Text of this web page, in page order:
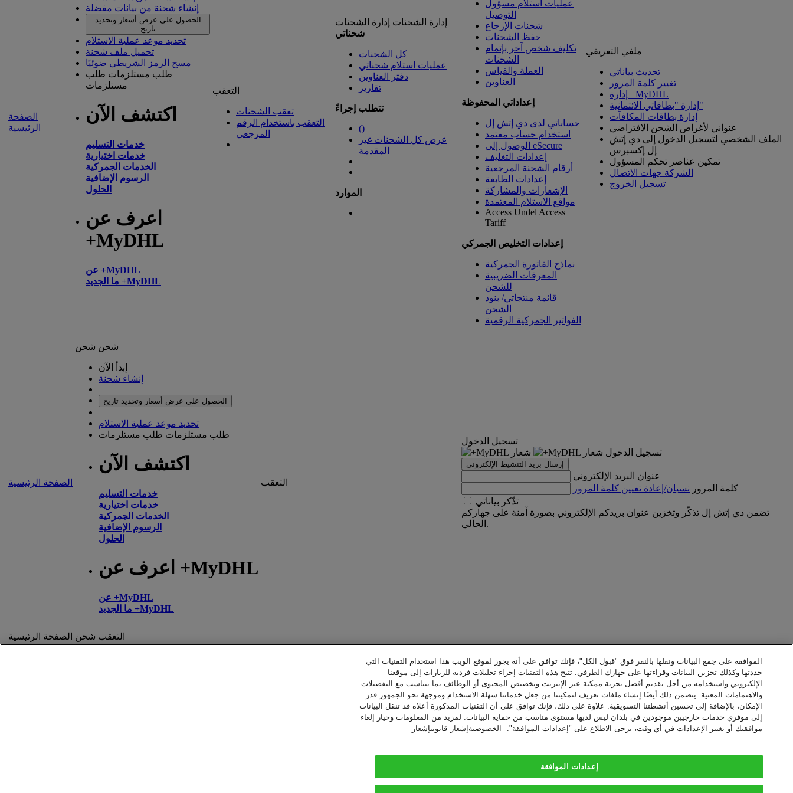
الصفحة
الرئيسية
إنشاء شحنة من بيانات مفضلة
الحصول على عرض أسعار وتحديد
تاريخ
تحديد موعد عملية الاستلام
تحميل ملف شحنة
مسح الرمز الشريطي ضوئيًا
طلب مستلزمات طلب
مستلزمات
اكتشف الآن
خدمات التسليم
خدمات اختيارية
الخدمات الجمركية
الرسوم الإضافية
الحلول
اعرف عن
+MyDHL
عن +MyDHL
ما الجديد +MyDHL
التعقب
تعقب الشحنات
التعقب باستخدام الرقم
المرجعي
إدارة الشحنات إدارة الشحنات
شحناتي
كل الشحنات
عمليات استلام شحناتي
دفتر العناوين
تقارير
تتطلب إجراءً
()
عرض كل الشحنات غير
المقدمة
الموارد
عمليات استلام مسؤول
التوصيل
شحنات الإرجاع
حفظ الشحنات
تكليف شخص آخر بإتمام
الشحنات
العملة والقياس
العناوين
إعداداتي المحفوظة
حساباتي لدى دي إتش إل
استخدام حساب معتمد
الوصول إلى eSecure
إعدادات التغليف
أرقام الشحنة المرجعية
إعدادات الطابعة
الإشعارات والمشاركة
مواقع الاستلام المعتمدة
Access Undel Access
Tariff
إعدادات التخليص الجمركي
نماذج الفاتورة الجمركية
المعرفات الضريبية
للشحن
قائمة منتجاتي/ بنود
الشحن
الفواتير الجمركية الرقمية
ملفي التعريفي
تحديث بياناتي
تغيير كلمة المرور
إدارة +MyDHL
إدارة "بطاقاتي الائتمانية"
إدارة بطاقات المكافآت
عنواني لأغراض الشحن الافتراضي
الملف الشخصي لتسجيل الدخول إلى دي إتش
إل إكسبرس
تمكين عناصر تحكم المسؤول
الشركة جهات الاتصال
تسجيل الخروج
الصفحة الرئيسية
شحن شحن
إبدأ الآن
إنشاء شحنة
الحصول على عرض أسعار وتحديد تاريخ
تحديد موعد عملية الاستلام
طلب مستلزمات طلب مستلزمات
اكتشف الآن
خدمات التسليم
خدمات اختيارية
الخدمات الجمركية
الرسوم الإضافية
الحلول
اعرف عن +MyDHL
عن +MyDHL
ما الجديد +MyDHL
التعقب
تسجيل الدخول
تسجيل الدخول
إرسال بريد التنشيط الإلكتروني
عنوان البريد الإلكتروني
كلمة المرور نسيان/إعادة تعيين كلمة المرور
تذّكر بياناتي
تضمن دي إتش إل تذكّر وتخزين عنوان بريدكم الإلكتروني بصورة آمنة على جهازكم
الحالي.
الصفحة الرئيسية شحن التعقب
الموافقة على جمع البيانات ونقلها بالنقر فوق "قبول الكل"، فإنك توافق على أنه يجوز لموقع الويب هذا استخدام التقنيات التي
حددتها وكذلك تخزين البيانات وقراءتها على جهازك الطرفي. تتيح هذه التقنيات إجراء تحليلات فردية للزيارات إلى موقعنا
الإلكتروني واستخدامه من أجل تقديم أفضل تجربة ممكنة عبر الإنترنت وتخصيص المحتوى أو الوظائف بما يتناسب مع التفضيلات
والاهتمامات المعنية. يتضمن ذلك أيضًا إنشاء ملفات تعريف لتمكيننا من جعل خدماتنا سهلة الاستخدام وموجهة نحو الجمهور قدر
الإمكان، بالإضافة إلى تحسين أنشطتنا التسويقية. علاوة على ذلك، فإنك توافق على أن التقنيات المذكورة أعلاه قد تنقل البيانات
إلى موفري خدمات خارجيين موجودين في بلدان ليس لديها مستوى مناسب من حماية البيانات. لمزيد من المعلومات وخيار إلغاء
موافقتك أو تغيير الإعدادات في أي وقت، يرجى الاطلاع على "إعدادات الموافقة".
الخصوصيةإشعار قانونيإشعار
إعدادات الموافقة